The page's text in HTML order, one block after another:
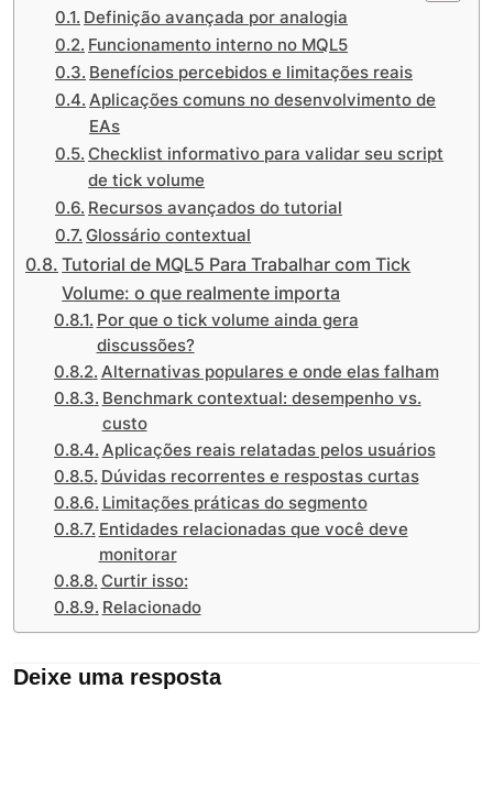
Definição avançada por analogia
Funcionamento interno no MQL5
Benefícios percebidos e limitações reais
Aplicações comuns no desenvolvimento de
EAs
Checklist informativo para validar seu script
de tick volume
Recursos avançados do tutorial
Glossário contextual
Tutorial de MQL5 Para Trabalhar com Tick
Volume: o que realmente importa
Por que o tick volume ainda gera
discussões?
Alternativas populares e onde elas falham
Benchmark contextual: desempenho vs.
custo
Aplicações reais relatadas pelos usuários
Dúvidas recorrentes e respostas curtas
Limitações práticas do segmento
Entidades relacionadas que você deve
monitorar
Curtir isso:
Relacionado
Deixe uma resposta